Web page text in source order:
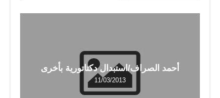
أحمد الصراف/استبدال دكتاتورية بأخرى
11/03/2013